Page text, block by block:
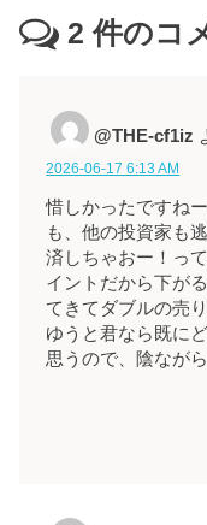
2 件のコ
@THE-cf1iz
2026-06-17 6:13 AM
惜しかったですね
も、他の投資家も
済しちゃおー！っ
イントだから下が
てきてダブルの売
ゆうと君なら既に
思うので、陰なが